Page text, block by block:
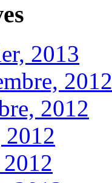
2013
2012
2012